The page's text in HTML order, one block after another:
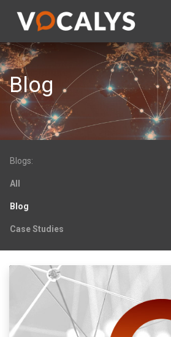
Blog
Blogs:
All
Blog
Case Studies